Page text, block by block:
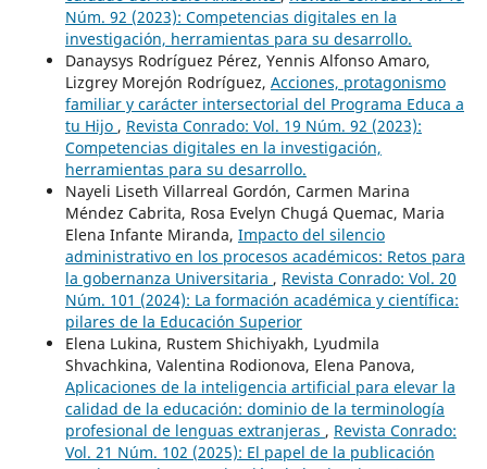
Núm. 92 (2023): Competencias digitales en la
investigación, herramientas para su desarrollo.
Danaysys Rodríguez Pérez, Yennis Alfonso Amaro,
Lizgrey Morejón Rodríguez, Acciones, protagonismo
familiar y carácter intersectorial del Programa Educa a
tu Hijo , Revista Conrado: Vol. 19 Núm. 92 (2023):
Competencias digitales en la investigación,
herramientas para su desarrollo.
Nayeli Liseth Villarreal Gordón, Carmen Marina
Méndez Cabrita, Rosa Evelyn Chugá Quemac, Maria
Elena Infante Miranda, Impacto del silencio
administrativo en los procesos académicos: Retos para
la gobernanza Universitaria , Revista Conrado: Vol. 20
Núm. 101 (2024): La formación académica y científica:
pilares de la Educación Superior
Elena Lukina, Rustem Shichiyakh, Lyudmila
Shvachkina, Valentina Rodionova, Elena Panova,
Aplicaciones de la inteligencia artificial para elevar la
calidad de la educación: dominio de la terminología
profesional de lenguas extranjeras , Revista Conrado:
Vol. 21 Núm. 102 (2025): El papel de la publicación